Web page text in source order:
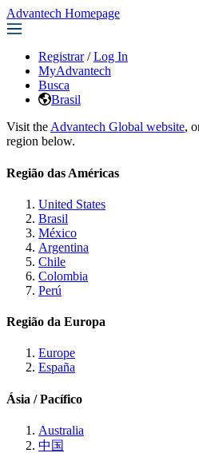
Advantech Homepage
Registrar / Log In
MyAdvantech
Busca
Brasil
Visit the Advantech Global website,
region below.
Região das Américas
United States
Brasil
México
Argentina
Chile
Colombia
Perú
Região da Europa
Europe
España
Ásia / Pacífico
Australia
中国